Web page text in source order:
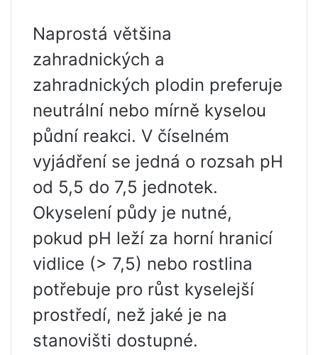
Naprostá většina
zahradnických a
zahradnických plodin preferuje
neutrální nebo mírně kyselou
půdní reakci. V číselném
vyjádření se jedná o rozsah pH
od 5,5 do 7,5 jednotek.
Okyselení půdy je nutné,
pokud pH leží za horní hranicí
vidlice (> 7,5) nebo rostlina
potřebuje pro růst kyselejší
prostředí, než jaké je na
stanovišti dostupné.